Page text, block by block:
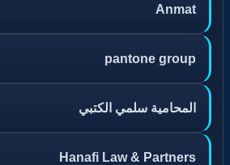
Anmat
pantone group
المحامية سلمي الكتبي
Hanafi Law & Partners